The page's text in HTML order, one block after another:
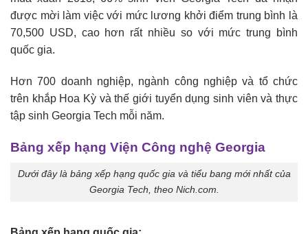
được mời làm việc với mức lương khởi điểm trung bình là
70,500 USD, cao hơn rất nhiều so với mức trung bình
quốc gia.
Hơn 700 doanh nghiệp, ngành công nghiệp và tổ chức
trên khắp Hoa Kỳ và thế giới tuyển dụng sinh viên và thực
tập sinh Georgia Tech mỗi năm.
Bảng xếp hạng Viện Công nghệ Georgia
Dưới đây là bảng xếp hạng quốc gia và tiểu bang mới nhất của
Georgia Tech, theo Nich.com.